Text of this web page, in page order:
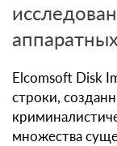
Elcomsoft Disk
строки,
множества